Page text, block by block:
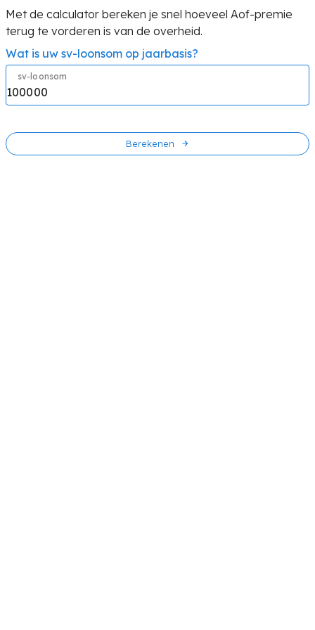
Met de calculator bereken je snel hoeveel Aof-premie
terug te vorderen is van de overheid.
Wat is uw sv-loonsom op jaarbasis?
sv-loonsom
Berekenen